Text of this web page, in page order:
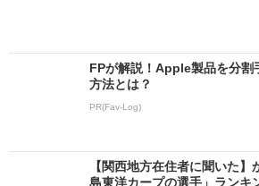
FPが解説！Apple製品を分割
方法とは？
PR(Fav-Log)
【関西地方在住者に聞いた
島東洋カープの選手」ランキ